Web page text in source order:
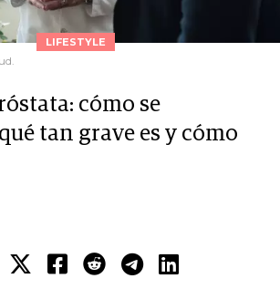
LIFESTYLE
cómo se
tan grave es y cómo